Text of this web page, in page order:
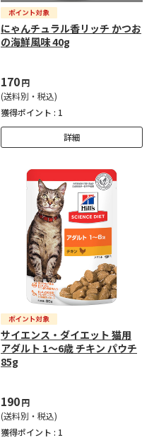
にゃんチュラル香リッチ かつお
の海鮮風味 40g
170円
(送料別・税込)
獲得ポイント : 1
詳細
サイエンス・ダイエット 猫用
アダルト 1～6歳 チキン パウチ
85g
190円
(送料別・税込)
獲得ポイント : 1